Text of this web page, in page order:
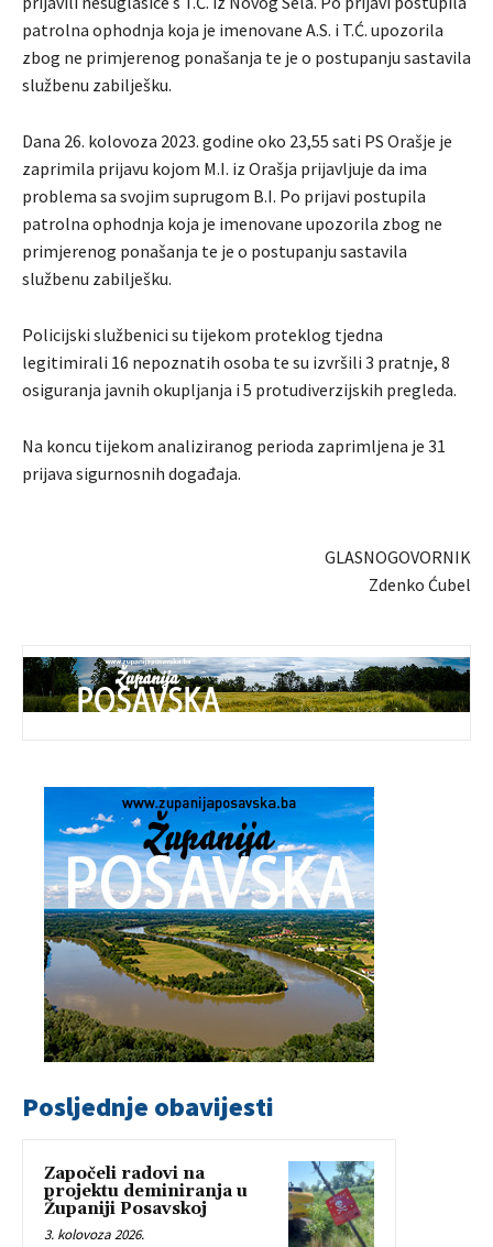
patrolna ophodnja koja je imenovane A.S. i T.Ć. upozorila
zbog ne primjerenog ponašanja te je o postupanju sastavila
službenu zabilješku.
Dana 26. kolovoza 2023. godine oko 23,55 sati PS Orašje je
zaprimila prijavu kojom M.I. iz Orašja prijavljuje da ima
problema sa svojim suprugom B.I. Po prijavi postupila
patrolna ophodnja koja je imenovane upozorila zbog ne
primjerenog ponašanja te je o postupanju sastavila
službenu zabilješku.
Policijski službenici su tijekom proteklog tjedna
legitimirali 16 nepoznatih osoba te su izvršili 3 pratnje, 8
osiguranja javnih okupljanja i 5 protudiverzijskih pregleda.
Na koncu tijekom analiziranog perioda zaprimljena je 31
prijava sigurnosnih događaja.
GLASNOGOVORNIK
Zdenko Ćubel
Posljednje obavijesti
Započeli radovi na
projektu deminiranja u
Županiji Posavskoj
3. kolovoza 2026.